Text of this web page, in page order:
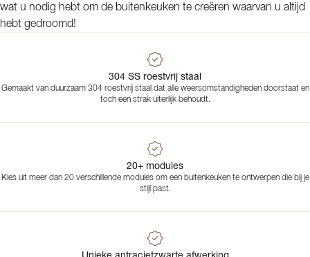
wat u nodig hebt om de buitenkeuken te creëren waarvan u altijd
hebt gedroomd!
304 SS roestvrij staal
Gemaakt van duurzaam 304 roestvrij staal dat alle weersomstandigheden doorstaat en
toch een strak uiterlijk behoudt.
20+ modules
Kies uit meer dan 20 verschillende modules om een buitenkeuken te ontwerpen die bij je
stijl past.